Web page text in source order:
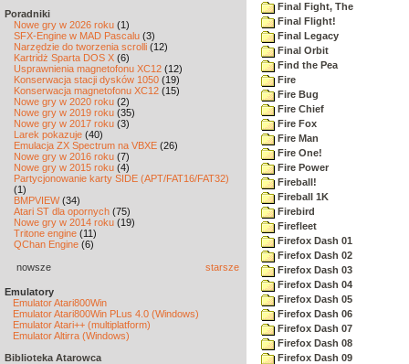
Poradniki
Nowe gry w 2026 roku (1)
SFX-Engine w MAD Pascalu (3)
Narzędzie do tworzenia scrolli (12)
Kartridż Sparta DOS X (6)
Usprawnienia magnetofonu XC12 (12)
Konserwacja stacji dysków 1050 (19)
Konserwacja magnetofonu XC12 (15)
Nowe gry w 2020 roku (2)
Nowe gry w 2019 roku (35)
Nowe gry w 2017 roku (3)
Larek pokazuje (40)
Emulacja ZX Spectrum na VBXE (26)
Nowe gry w 2016 roku (7)
Nowe gry w 2015 roku (4)
Partycjonowanie karty SIDE (APT/FAT16/FAT32)
(1)
BMPVIEW(34)
Atari ST dla opornych (75)
Nowe gry w 2014 roku (19)
Tritone engine (11)
QChan Engine (6)
nowsze starsze
Emulatory
Emulator Atari800Win
Emulator Atari800Win PLus 4.0 (Windows)
Emulator Atari++ (multiplatform)
Emulator Altirra (Windows)
Biblioteka Atarowca
Final Fight, The
Final Flight!
Final Legacy
Final Orbit
Find the Pea
Fire
Fire Bug
Fire Chief
Fire Fox
Fire Man
Fire One!
Fire Power
Fireball!
Fireball 1K
Firebird
Firefleet
Firefox Dash 01
Firefox Dash 02
Firefox Dash 03
Firefox Dash 04
Firefox Dash 05
Firefox Dash 06
Firefox Dash 07
Firefox Dash 08
Firefox Dash 09